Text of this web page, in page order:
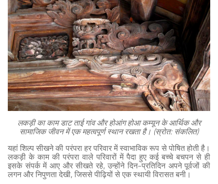
लकड़ी का काम डाट ताई गांव और होआंग होआ कम्यून के आर्थिक और
सामाजिक जीवन में एक महत्वपूर्ण स्थान रखता है। (स्रोत: संकलित)
यहां शिल्प सीखने की परंपरा हर परिवार में स्वाभाविक रूप से पोषित होती है।
लकड़ी के काम की परंपरा वाले परिवारों में पैदा हुए कई बच्चे बचपन से ही
इसके संपर्क में आए और सीखते रहे, उन्होंने दिन-प्रतिदिन अपने पूर्वजों की
लगन और निपुणता देखी, जिससे पीढ़ियों से एक स्थायी विरासत बनी।